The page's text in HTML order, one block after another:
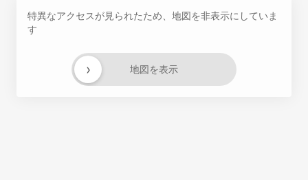
特異なアクセスが見られたため、地図を非表示にしていま
す
地図を表示
›